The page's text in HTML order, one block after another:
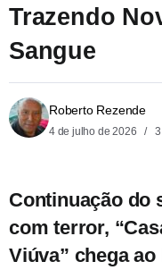
Trazendo
Sangue
Roberto Rezende
4 de julho de 2026
Continuação do
com terror,
Viúva” chega